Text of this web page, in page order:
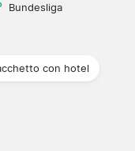
Bundesliga
con hotel